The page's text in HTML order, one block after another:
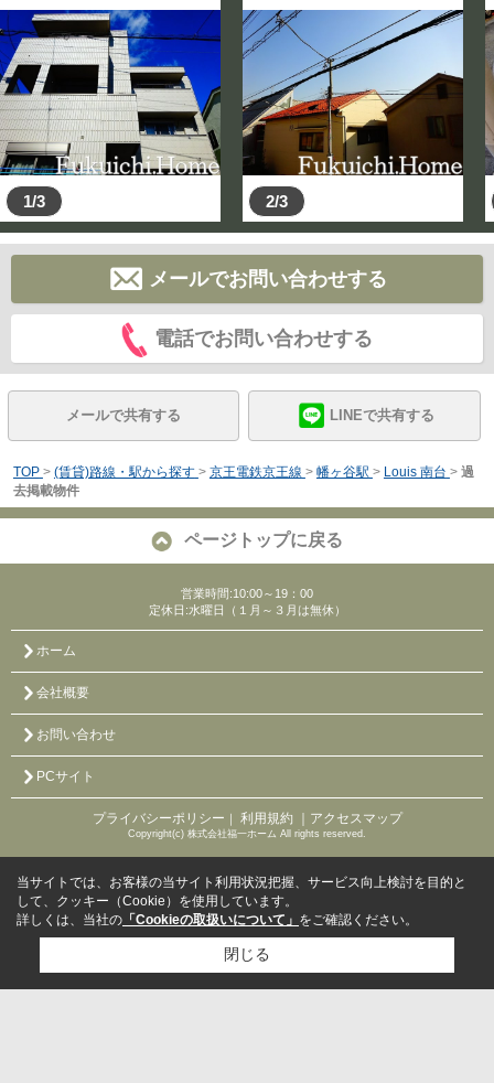
1/3 2/3
メールでお問い合わせする
電話でお問い合わせする
メールで共有する LINEで共有する
TOP > (賃貸)路線・駅から探す > 京王電鉄京王線 > 幡ヶ谷駅 > Louis 南台 > 過
去掲載物件
ページトップに戻る
営業時間:10:00～19：00
定休日:水曜日（１月～３月は無休）
ホーム
会社概要
お問い合わせ
PCサイト
プライバシーポリシー ｜ 利用規約 ｜アクセスマップ
Copyright(c) 株式会社福一ホーム All rights reserved.
当サイトでは、お客様の当サイト利用状況把握、サービス向上検討を目的と
して、クッキー（Cookie）を使用しています。
詳しくは、当社の 「Cookieの取扱いについて」 をご確認ください。
閉じる